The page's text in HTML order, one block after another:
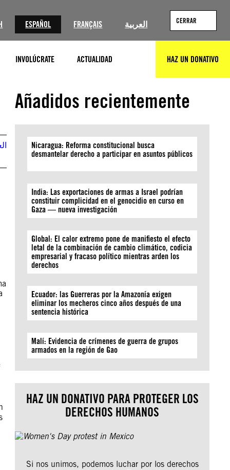
ESPAÑOL FRANÇAIS العربية CERRAR
INVOLÚCRATE ACTUALIDAD HAZ UN DONATIVO
Añadidos recientemente
Nicaragua: Reforma constitucional busca
desmantelar derecho a participar en asuntos públicos
India: Las exportaciones de armas a Israel podrían
constituir complicidad en el genocidio en curso en
Gaza — nueva investigación
Global: El calor extremo pone de manifiesto el efecto
letal de la combinación de cambio climático, codicia
empresarial y fracaso político mientras arden los
derechos
Ecuador: las Guerreras por la Amazonía exigen
eliminar los mecheros cinco años después de una
sentencia histórica
Malí: Evidencia de crímenes de guerra de grupos
armados en la región de Gao
HAZ UN DONATIVO PARA PROTEGER LOS
DERECHOS HUMANOS
Si nos unimos, podemos luchar por los derechos